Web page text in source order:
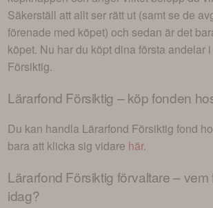
Säkerställ att allt ser rätt ut (samt se de
förenade med köpet) och sedan är det
köpet. Nu har du köpt dina första andelar i
Försiktig.
Lärarfond Försiktig – köp fonden
Du kan handla Lärarfond Försiktig fond
bara att klicka sig vidare här.
Lärarfond Försiktig förvaltare –
idag?